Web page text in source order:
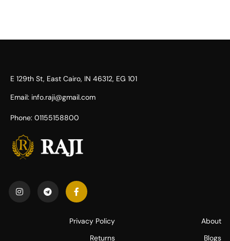
101 E 129th St, East Cairo, IN 46312, EG​
Email: info.raji@gmail.com
Phone: 01155158800
About
Blogs
Privacy Policy
Returns